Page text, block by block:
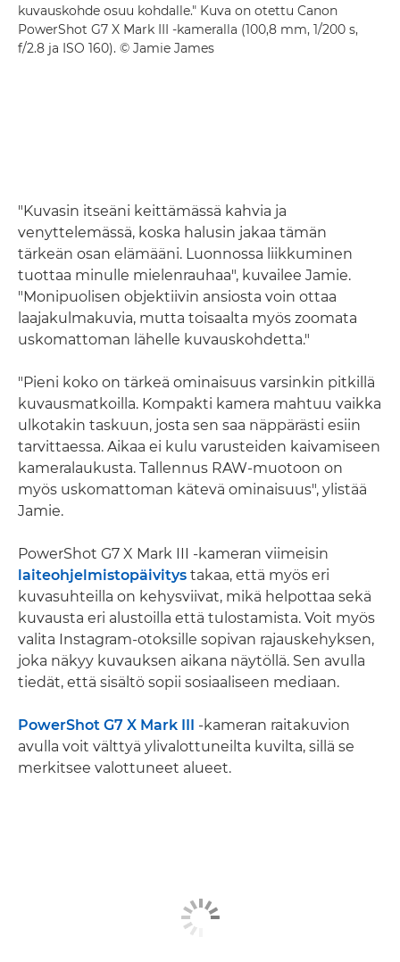
kuvauskohde osuu kohdalle." Kuva on otettu Canon
PowerShot G7 X Mark III -kameralla (100,8 mm, 1/200 s,
f/2.8 ja ISO 160). © Jamie James
"Kuvasin itseäni keittämässä kahvia ja
venyttelemässä, koska halusin jakaa tämän
tärkeän osan elämääni. Luonnossa liikkuminen
tuottaa minulle mielenrauhaa", kuvailee Jamie.
"Monipuolisen objektiivin ansiosta voin ottaa
laajakulmakuvia, mutta toisaalta myös zoomata
uskomattoman lähelle kuvauskohdetta."
"Pieni koko on tärkeä ominaisuus varsinkin pitkillä
kuvausmatkoilla. Kompakti kamera mahtuu vaikka
ulkotakin taskuun, josta sen saa näppärästi esiin
tarvittaessa. Aikaa ei kulu varusteiden kaivamiseen
kameralaukusta. Tallennus RAW-muotoon on
myös uskomattoman kätevä ominaisuus", ylistää
Jamie.
PowerShot G7 X Mark III -kameran viimeisin
laiteohjelmistopäivitys takaa, että myös eri
kuvasuhteilla on kehysviivat, mikä helpottaa sekä
kuvausta eri alustoilla että tulostamista. Voit myös
valita Instagram-otoksille sopivan rajauskehyksen,
joka näkyy kuvauksen aikana näytöllä. Sen avulla
tiedät, että sisältö sopii sosiaaliseen mediaan.
PowerShot G7 X Mark III -kameran raitakuvion
avulla voit välttyä ylivalottuneilta kuvilta, sillä se
merkitsee valottuneet alueet.